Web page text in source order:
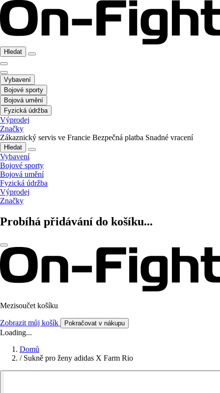
Hledat
Vybavení
Bojové sporty
Bojová umění
Fyzická údržba
Výprodej
Značky
Zákaznický servis ve Francie Bezpečná platba Snadné vracení
Hledat
Vybavení
Bojové sporty
Bojová umění
Fyzická údržba
Výprodej
Značky
Probíhá přidávání do košíku...
Mezisoučet košíku
Zobrazit můj košík Pokračovat v nákupu
Loading...
Domů
/ Sukně pro ženy adidas X Farm Rio